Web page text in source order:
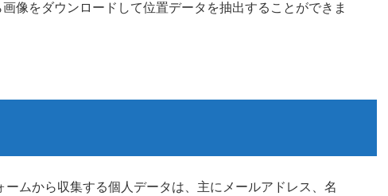
像をダウンロードして位置データを抽出することができま
ムから収集する個人データは、主にメールアドレス、名